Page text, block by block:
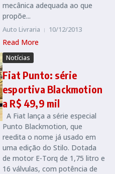
mecânica adequada ao que
propõe...
Auto Livraria 10/12/2013
Read More
Notícias
Fiat Punto: série
esportiva Blackmotion
a R$ 49,9 mil
A Fiat lança a série especial
Punto Blackmotion, que
reedita o nome já usado em
uma edição do Stilo. Dotada
de motor E-Torq de 1,75 litro e
16 válvulas, com potência de